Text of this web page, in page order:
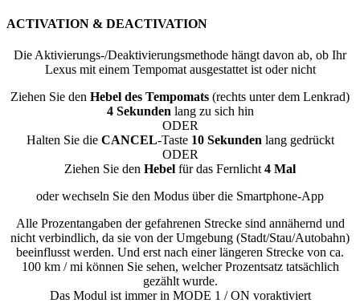
ACTIVATION & DEACTIVATION
Die Aktivierungs-/Deaktivierungsmethode hängt davon ab, ob Ihr
Lexus mit einem Tempomat ausgestattet ist oder nicht
Ziehen Sie den Hebel des Tempomats (rechts unter dem Lenkrad)
4 Sekunden lang zu sich hin
ODER
Halten Sie die CANCEL-Taste 10 Sekunden lang gedrückt
ODER
Ziehen Sie den Hebel für das Fernlicht 4 Mal
oder wechseln Sie den Modus über die Smartphone-App
Alle Prozentangaben der gefahrenen Strecke sind annähernd und
nicht verbindlich, da sie von der Umgebung (Stadt/Stau/Autobahn)
beeinflusst werden. Und erst nach einer längeren Strecke von ca.
100 km / mi können Sie sehen, welcher Prozentsatz tatsächlich
gezählt wurde.
Das Modul ist immer in MODE 1 / ON voraktiviert